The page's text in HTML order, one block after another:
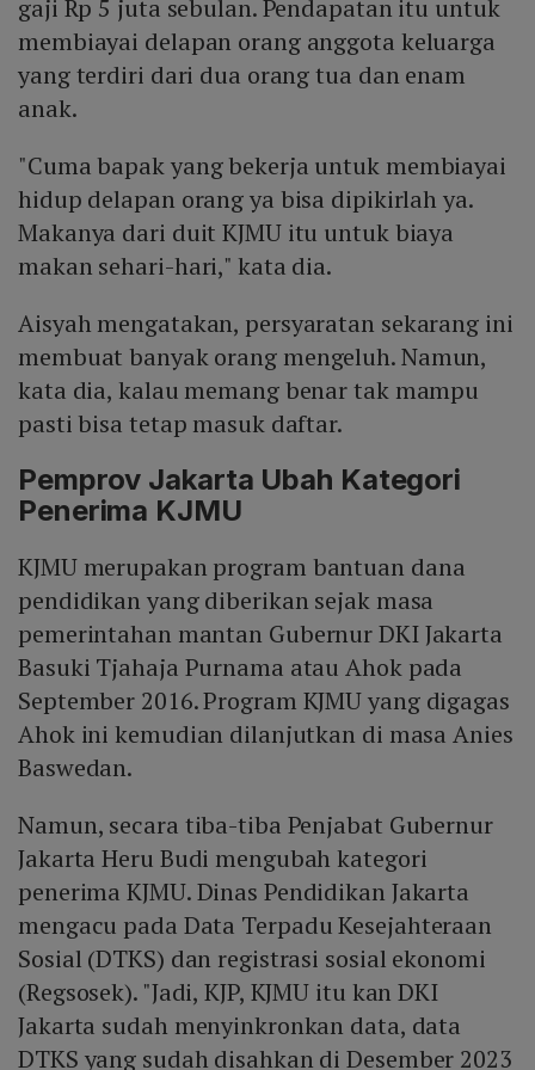
gaji Rp 5 juta sebulan. Pendapatan itu untuk
membiayai delapan orang anggota keluarga
yang terdiri dari dua orang tua dan enam
anak.
"Cuma bapak yang bekerja untuk membiayai
hidup delapan orang ya bisa dipikirlah ya.
Makanya dari duit KJMU itu untuk biaya
makan sehari-hari," kata dia.
Aisyah mengatakan, persyaratan sekarang ini
membuat banyak orang mengeluh. Namun,
kata dia, kalau memang benar tak mampu
pasti bisa tetap masuk daftar.
Pemprov Jakarta Ubah Kategori
Penerima KJMU
KJMU merupakan program bantuan dana
pendidikan yang diberikan sejak masa
pemerintahan mantan Gubernur DKI Jakarta
Basuki Tjahaja Purnama atau Ahok pada
September 2016. Program KJMU yang digagas
Ahok ini kemudian dilanjutkan di masa Anies
Baswedan.
Namun, secara tiba-tiba Penjabat Gubernur
Jakarta Heru Budi mengubah kategori
penerima KJMU. Dinas Pendidikan Jakarta
mengacu pada Data Terpadu Kesejahteraan
Sosial (DTKS) dan registrasi sosial ekonomi
(Regsosek). "Jadi, KJP, KJMU itu kan DKI
Jakarta sudah menyinkronkan data, data
DTKS yang sudah disahkan di Desember 2023